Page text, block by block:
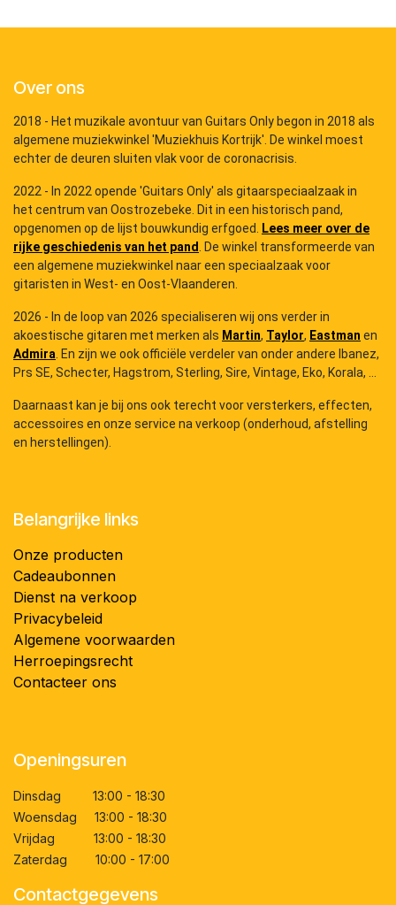
Over ons
2018 - Het muzikale avontuur van Guitars Only begon in 2018 als
algemene muziekwinkel 'Muziekhuis Kortrijk'. De winkel moest
echter de deuren sluiten vlak voor de coronacrisis.
2022 - In 2022 opende 'Guitars Only' als gitaarspeciaalzaak in
het centrum van Oostrozebeke. Dit in een historisch pand,
opgenomen op de lijst bouwkundig erfgoed. Lees meer over de
rijke geschiedenis van het pand. De winkel transformeerde van
een algemene muziekwinkel naar een speciaalzaak voor
gitaristen in West- en Oost-Vlaanderen.
2026 - In de loop van 2026 specialiseren wij ons verder in
akoestische gitaren met merken als Martin, Taylor, Eastman en
Admira. En zijn we ook officiële verdeler van onder andere Ibanez,
Prs SE, Schecter, Hagstrom, Sterling, Sire, Vintage, Eko, Korala, ...
Daarnaast kan je bij ons ook terecht voor versterkers, effecten,
accessoires en onze service na verkoop (onderhoud, afstelling
en herstellingen).
Belangrijke links
Onze producten
Cadeaubonnen
Dienst na verkoop
Privacybeleid
Algemene voorwaarden
Herroepingsrecht
Contacteer ons
Openingsuren
Dinsdag 13:00 - 18:30
Woensdag 13:00 - 18:30
Vrijdag 13:00 - 18:30
Zaterdag 10:00 - 17:00
Contactgegevens